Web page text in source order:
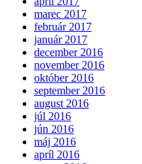
marec 2017
február 2017
január 2017
december 2016
november 2016
október 2016
september 2016
august 2016
júl 2016
jún 2016
máj 2016
apríl 2016